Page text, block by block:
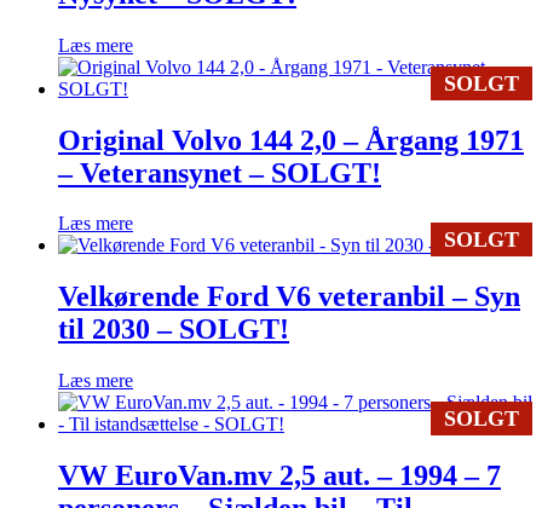
Læs mere
SOLGT
Original Volvo 144 2,0 – Årgang 1971
– Veteransynet – SOLGT!
Læs mere
SOLGT
Velkørende Ford V6 veteranbil – Syn
til 2030 – SOLGT!
Læs mere
SOLGT
VW EuroVan.mv 2,5 aut. – 1994 – 7